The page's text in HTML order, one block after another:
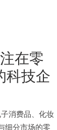
在零
科技企
消费品、化妆
细分市场的零